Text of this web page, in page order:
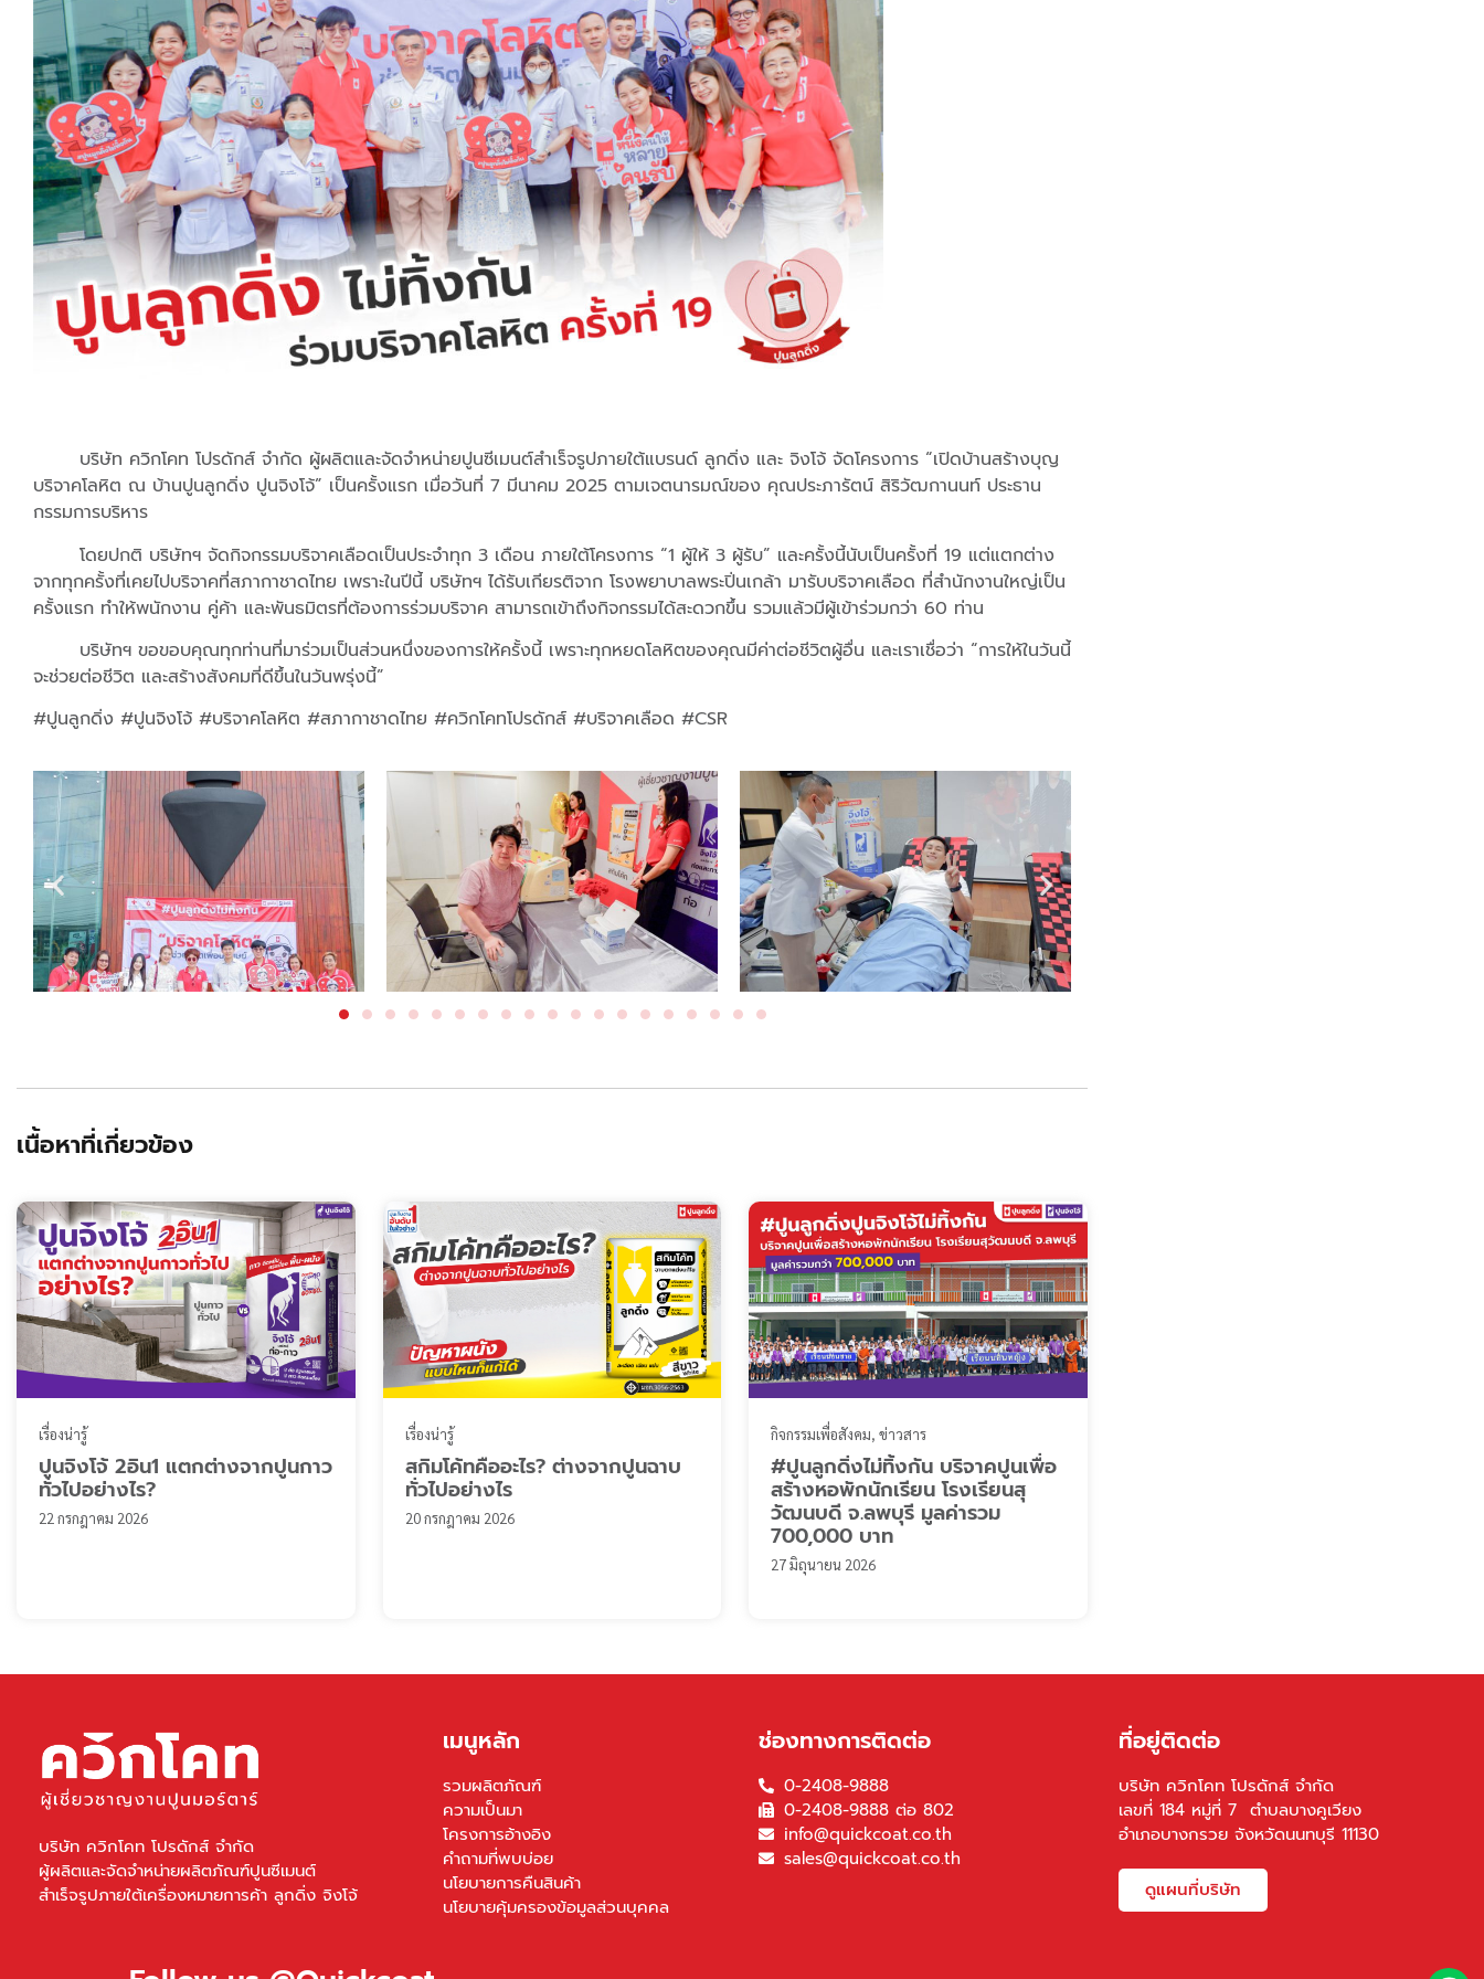
บริษัท ควิกโคท โปรดักส์ จำกัด ผู้ผลิตและจัดจำหน่ายปูนซีเมนต์สำเร็จรูปภายใต้แบรนด์ ลูกดิ่ง และ จิงโจ้ จัดโครงการ “เปิดบ้านสร้างบุญ
บริจาคโลหิต ณ บ้านปูนลูกดิ่ง ปูนจิงโจ้” เป็นครั้งแรก เมื่อวันที่ 7 มีนาคม 2025 ตามเจตนารมณ์ของ คุณประภารัตน์ สิริวัฒกานนท์ ประธาน
กรรมการบริหาร
โดยปกติ บริษัทฯ จัดกิจกรรมบริจาคเลือดเป็นประจำทุก 3 เดือน ภายใต้โครงการ “1 ผู้ให้ 3 ผู้รับ” และครั้งนี้นับเป็นครั้งที่ 19 แต่แตกต่าง
จากทุกครั้งที่เคยไปบริจาคที่สภากาชาดไทย เพราะในปีนี้ บริษัทฯ ได้รับเกียรติจาก โรงพยาบาลพระปิ่นเกล้า มารับบริจาคเลือด ที่สำนักงานใหญ่เป็น
ครั้งแรก ทำให้พนักงาน คู่ค้า และพันธมิตรที่ต้องการร่วมบริจาค สามารถเข้าถึงกิจกรรมได้สะดวกขึ้น รวมแล้วมีผู้เข้าร่วมกว่า 60 ท่าน
บริษัทฯ ขอขอบคุณทุกท่านที่มาร่วมเป็นส่วนหนึ่งของการให้ครั้งนี้ เพราะทุกหยดโลหิตของคุณมีค่าต่อชีวิตผู้อื่น และเราเชื่อว่า “การให้ในวันนี้
จะช่วยต่อชีวิต และสร้างสังคมที่ดีขึ้นในวันพรุ่งนี้”
#ปูนลูกดิ่ง #ปูนจิงโจ้ #บริจาคโลหิต #สภากาชาดไทย #ควิกโคทโปรดักส์ #บริจาคเลือด #CSR
เนื้อหาที่เกี่ยวข้อง
เรื่องน่ารู้
ปูนจิงโจ้ 2อิน1 แตกต่างจากปูนกาว
ทั่วไปอย่างไร?
22 กรกฎาคม 2026
เรื่องน่ารู้
สกิมโค้ทคืออะไร? ต่างจากปูนฉาบ
ทั่วไปอย่างไร
20 กรกฎาคม 2026
กิจกรรมเพื่อสังคม ข่าวสาร
#ปูนลูกดิ่งไม่ทิ้งกัน บริจาคปูนเพื่อ
สร้างหอพักนักเรียน โรงเรียนสุ
วัฒนบดี จ.ลพบุรี มูลค่ารวม
700,000 บาท
27 มิถุนายน 2026
บริษัท ควิกโคท โปรดักส์ จำกัด
ผู้ผลิตและจัดจำหน่ายผลิตภัณฑ์ปูนซีเมนต์
สำเร็จรูปภายใต้เครื่องหมายการค้า ลูกดิ่ง จิงโจ้
เมนูหลัก
รวมผลิตภัณฑ์
ความเป็นมา
โครงการอ้างอิง
คำถามที่พบบ่อย
นโยบายการคืนสินค้า
นโยบายคุ้มครองข้อมูลส่วนบุคคล
ช่องทางการติดต่อ
0-2408-9888
0-2408-9888 ต่อ 802
info@quickcoat.co.th
sales@quickcoat.co.th
ที่อยู่ติดต่อ
บริษัท ควิกโคท โปรดักส์ จำกัด
เลขที่ 184 หมู่ที่ 7 ตำบลบางคูเวียง
อำเภอบางกรวย จังหวัดนนทบุรี 11130
ดูแผนที่บริษัท